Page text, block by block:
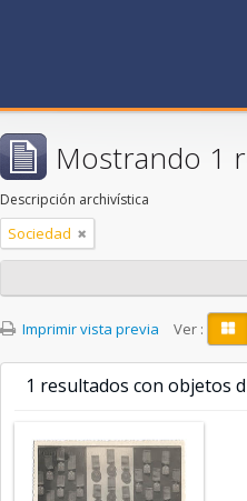
Mostrando 1
Descripción archivística
Sociedad
Imprimir vista previa Ver :
1 resultados con objetos